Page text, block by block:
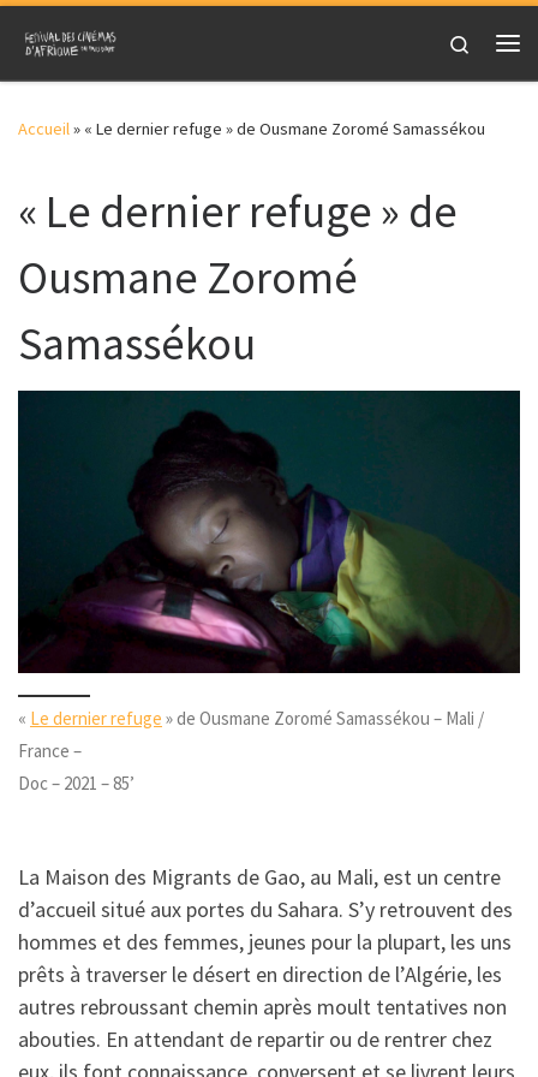
Skip to content
Search
Accueil» « Le dernier refuge » de Ousmane Zoromé Samassékou
« Le dernier refuge » de
Ousmane Zoromé
Samassékou
« Le dernier refuge » de Ousmane Zoromé Samassékou – Mali /
France –
Doc – 2021 – 85’
La Maison des Migrants de Gao, au Mali, est un centre
d’accueil situé aux portes du Sahara. S’y retrouvent des
hommes et des femmes, jeunes pour la plupart, les uns
prêts à traverser le désert en direction de l’Algérie, les
autres rebroussant chemin après moult tentatives non
abouties. En attendant de repartir ou de rentrer chez
eux, ils font connaissance, conversent et se livrent leurs